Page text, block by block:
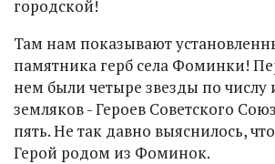
городской!
Там нам показывают
памятника герб села Фоминки!
нем были четыре звезды по числу
земляков - Героев Советского
пять. Не так давно выяснилось,
Герой родом из Фоминок.